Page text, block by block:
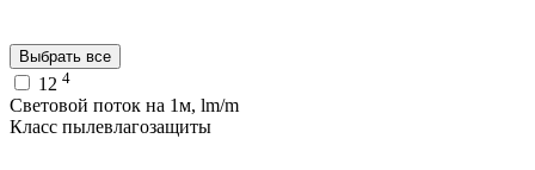
Выбрать все
12 4
Световой поток на 1м, lm/m
Класс пылевлагозащиты